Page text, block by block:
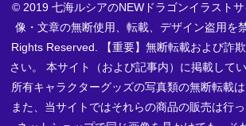
© 2019 七海ルシアのNEWドラゴンイラスト
像・文章の無断使用、転載、デザイン盗用を
Rights Reserved. 【重要】無断転載および詐
さい。 本サイト（および記事内）に掲載して
所有キャラクターグッズの写真類の無断転載は
また、当サイトではそれらの商品の販売は行